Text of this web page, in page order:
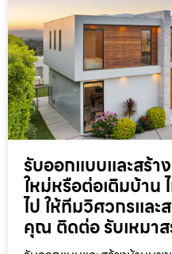
รับออกแบบและสร้า
ใหม่หรือต่อเติมบ้าน
ไป ให้ทีมวิศวกรและ
คุณ ติดต่อ รับเหมา